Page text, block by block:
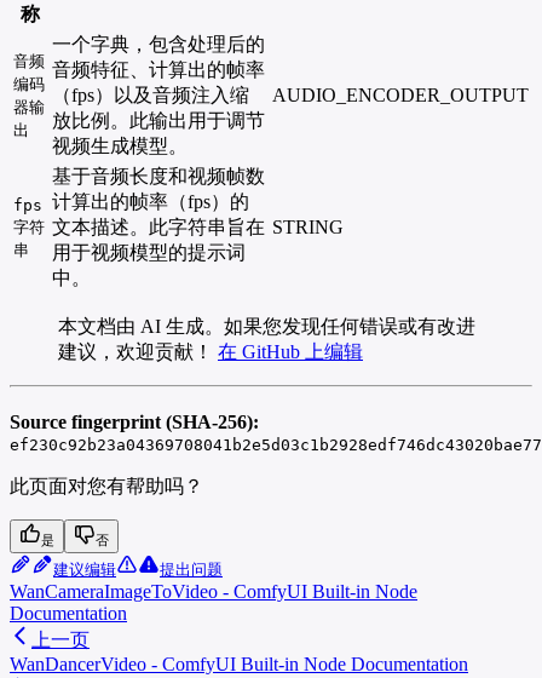
称
音频
编码
器输
出
一个字典，包含处理后的
音频特征、计算出的帧率
（fps）以及音频注入缩
放比例。此输出用于调节
视频生成模型。
AUDIO_ENCODER_OUTPUT
fps
字符
串
基于音频长度和视频帧数
计算出的帧率（fps）的
文本描述。此字符串旨在
用于视频模型的提示词
中。
STRING
本文档由 AI 生成。如果您发现任何错误或有改进
建议，欢迎贡献！ 在 GitHub 上编辑
Source fingerprint (SHA-256):
此页面对您有帮助吗？
是 否
建议编辑 提出问题
WanCameraImageToVideo - ComfyUI Built-in Node
Documentation
上一页
WanDancerVideo - ComfyUI Built-in Node Documentation